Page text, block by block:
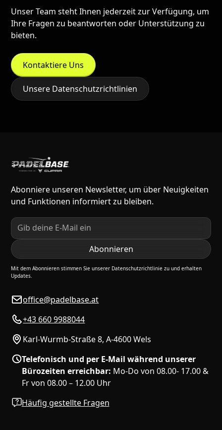
Unser Team steht Ihnen jederzeit zur Verfügung, um
Ihre Fragen zu beantworten oder Unterstützung zu
bieten.
Kontaktiere Uns
Unsere Datenschutzrichtlinien
Abonniere unseren Newsletter, um über Neuigkeiten
und Funktionen informiert zu bleiben.
Mit dem Abonnieren stimmen Sie unserer Datenschutzrichtlinie zu und erhalten
Updates.
office@padelbase.at
+43 660 9988044
Karl-Wurmb-Straße 8, A-4600 Wels
Telefonisch und per E-Mail während unserer
Bürozeiten erreichbar: Mo-Do von 08.00- 17.00 &
Fr von 08.00 – 12.00 Uhr
Häufig gestellte Fragen